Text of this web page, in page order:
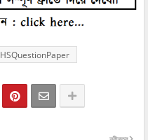
HSQuestionPaper